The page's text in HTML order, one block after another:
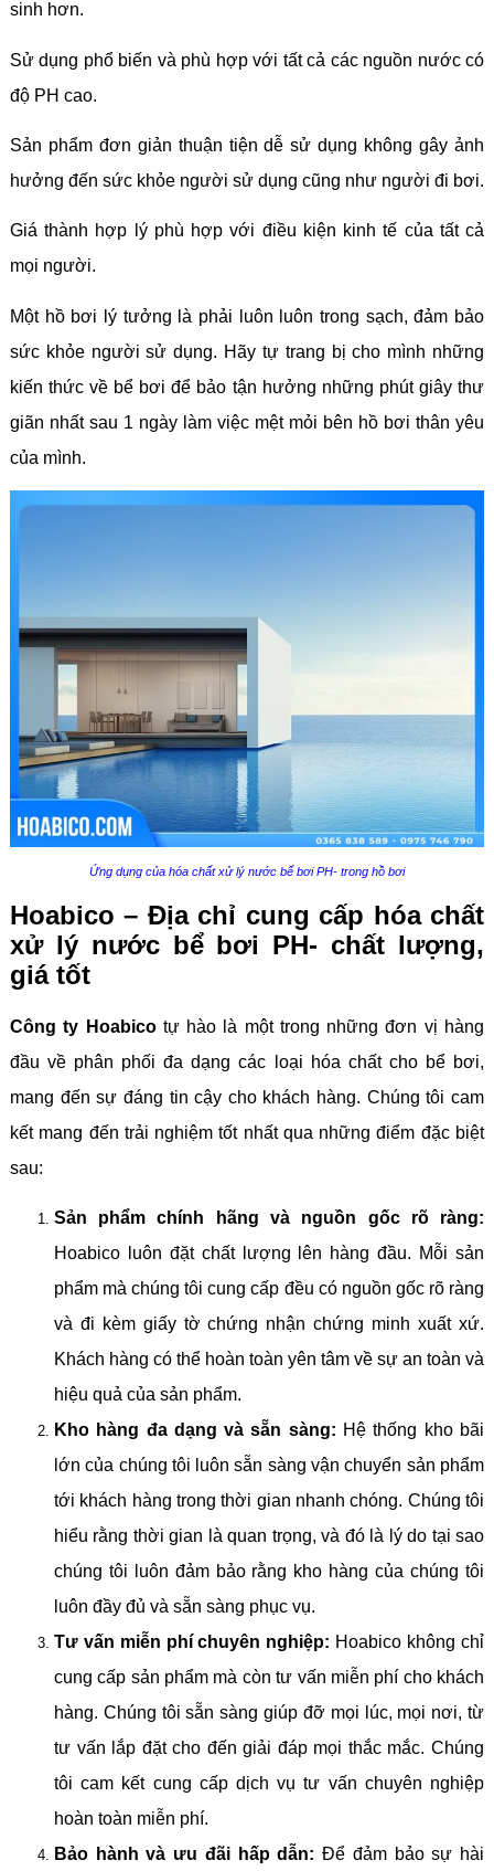
sinh hơn.
Sử dụng phổ biến và phù hợp với tất cả các nguồn nước có
độ PH cao.
Sản phẩm đơn giản thuận tiện dễ sử dụng không gây ảnh
hưởng đến sức khỏe người sử dụng cũng như người đi bơi.
Giá thành hợp lý phù hợp với điều kiện kinh tế của tất cả
mọi người.
Một hồ bơi lý tưởng là phải luôn luôn trong sạch, đảm bảo
sức khỏe người sử dụng. Hãy tự trang bị cho mình những
kiến thức về bể bơi để bảo tận hưởng những phút giây thư
giãn nhất sau 1 ngày làm việc mệt mỏi bên hồ bơi thân yêu
của mình.
Ứng dụng của hóa chất xử lý nước bể bơi PH- trong hồ bơi
Hoabico – Địa chỉ cung cấp hóa chất
xử lý nước bể bơi PH- chất lượng,
giá tốt
Công ty Hoabicotự hào là một trong những đơn vị hàng
đầu về phân phối đa dạng các loại hóa chất cho bể bơi,
mang đến sự đáng tin cậy cho khách hàng. Chúng tôi cam
kết mang đến trải nghiệm tốt nhất qua những điểm đặc biệt
sau:
Sản phẩm chính hãng và nguồn gốc rõ ràng:
Hoabico luôn đặt chất lượng lên hàng đầu. Mỗi sản
phẩm mà chúng tôi cung cấp đều có nguồn gốc rõ ràng
và đi kèm giấy tờ chứng nhận chứng minh xuất xứ.
Khách hàng có thể hoàn toàn yên tâm về sự an toàn và
hiệu quả của sản phẩm.
Kho hàng đa dạng và sẵn sàng: Hệ thống kho bãi
lớn của chúng tôi luôn sẵn sàng vận chuyển sản phẩm
tới khách hàng trong thời gian nhanh chóng. Chúng tôi
hiểu rằng thời gian là quan trọng, và đó là lý do tại sao
chúng tôi luôn đảm bảo rằng kho hàng của chúng tôi
luôn đầy đủ và sẵn sàng phục vụ.
Tư vấn miễn phí chuyên nghiệp: Hoabico không chỉ
cung cấp sản phẩm mà còn tư vấn miễn phí cho khách
hàng. Chúng tôi sẵn sàng giúp đỡ mọi lúc, mọi nơi, từ
tư vấn lắp đặt cho đến giải đáp mọi thắc mắc. Chúng
tôi cam kết cung cấp dịch vụ tư vấn chuyên nghiệp
hoàn toàn miễn phí.
Bảo hành và ưu đãi hấp dẫn: Để đảm bảo sự hài